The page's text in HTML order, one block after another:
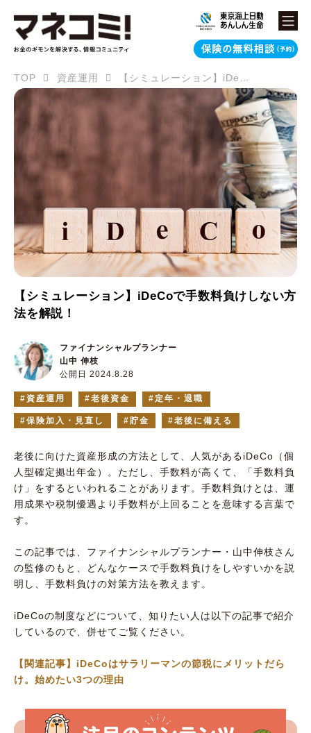
TOP 資産運用 【シミュレーション】iDeCoで手数料負けしない方法を解説！
【シミュレーション】iDeCoで手数料負けしない方
法を解説！
公開日 2024.8.28
ファイナンシャルプランナー
山中 伸枝
資産運用 老後資金 定年・退職
保険加入・見直し 貯金 老後に備える
老後に向けた資産形成の方法として、人気があるiDeCo（個
人型確定拠出年金）。ただし、手数料が高くて、「手数料負
け」をするといわれることがあります。手数料負けとは、運
用成果や税制優遇より手数料が上回ることを意味する言葉で
す。
この記事では、ファイナンシャルプランナー・山中伸枝さん
の監修のもと、どんなケースで手数料負けをしやすいかを説
明し、手数料負けの対策方法を教えます。
iDeCoの制度などについて、知りたい人は以下の記事で紹介
しているので、併せてご覧ください。
【関連記事】iDeCoはサラリーマンの節税にメリットだら
け。始めたい3つの理由